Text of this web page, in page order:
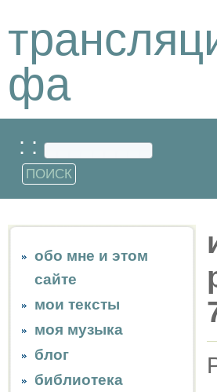
фа
: :
обо мне и этом
сайте
мои тексты
моя музыка
блог
библиотека